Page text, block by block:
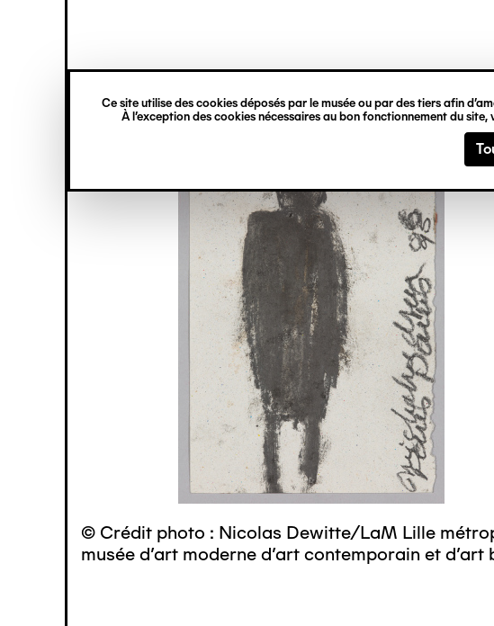
Ce site utilise des cookies déposés par le musée ou par des tiers afin
À l’exception des cookies nécessaires au bon fonctionnement du
principal
verticale
© Crédit photo : Nicolas Dewitte/LaM Lille
musée d’art moderne d’art contemporain et d’art